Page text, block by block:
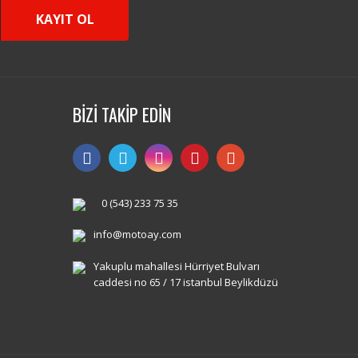
KAYIT OL
BİZİ TAKİP EDİN
0 (543) 233 75 35
info@motoay.com
Yakuplu mahallesi Hürriyet Bulvarı
caddesi no 65 / 17 istanbul Beylikdüzü